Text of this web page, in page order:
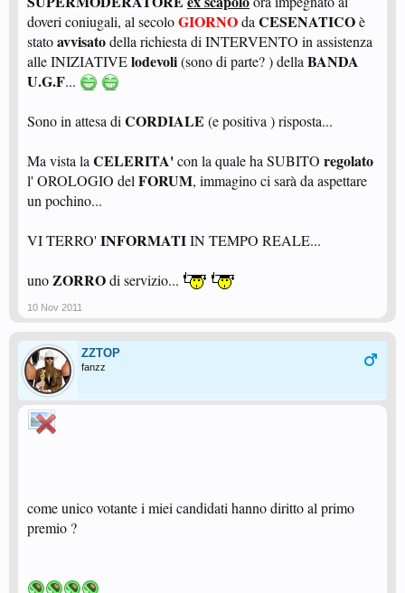
doveri coniugali, al secoloGIORNOda CESENATICOè
statoavvisatodella richiesta di INTERVENTO in assistenza
alle INIZIATIVElodevoli(sono di parte? ) della BANDA
U.G.F...
Sono in attesa di CORDIALE (e positiva ) risposta...
Ma vista la CELERITA'con la quale ha SUBITO regolato
l' OROLOGIO del FORUM, immagino ci sarà da aspettare
un pochino...
VI TERRO' INFORMATIIN TEMPO REALE...
unoZORROdi servizio...
10 Nov 2011
ZZTOP
fanzz
come unico votante i miei candidati hanno diritto al primo
premio ?